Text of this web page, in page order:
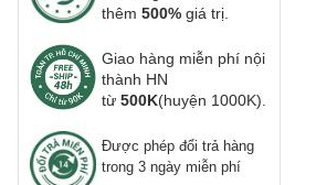
thêm 500% giá trị.
Giao hàng miễn phí nội
thành HN
từ 500K(huyện 1000K).
Được phép đổi trả hàng
trong 3 ngày miễn phí